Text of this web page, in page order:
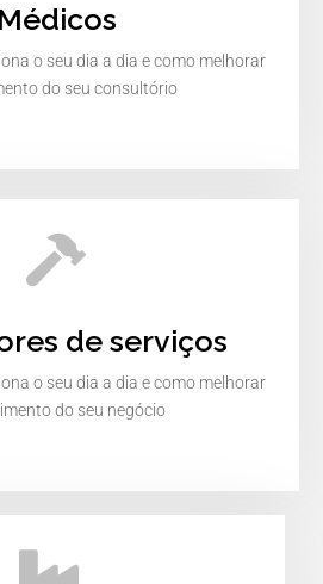
Médicos
o seu dia a dia e como melhorar
do seu consultório
de serviços
o seu dia a dia e como melhorar
do seu negócio